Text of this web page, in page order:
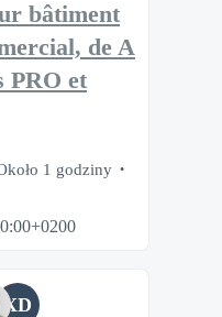
bâtiment
de A
PRO et
1 godziny
XD